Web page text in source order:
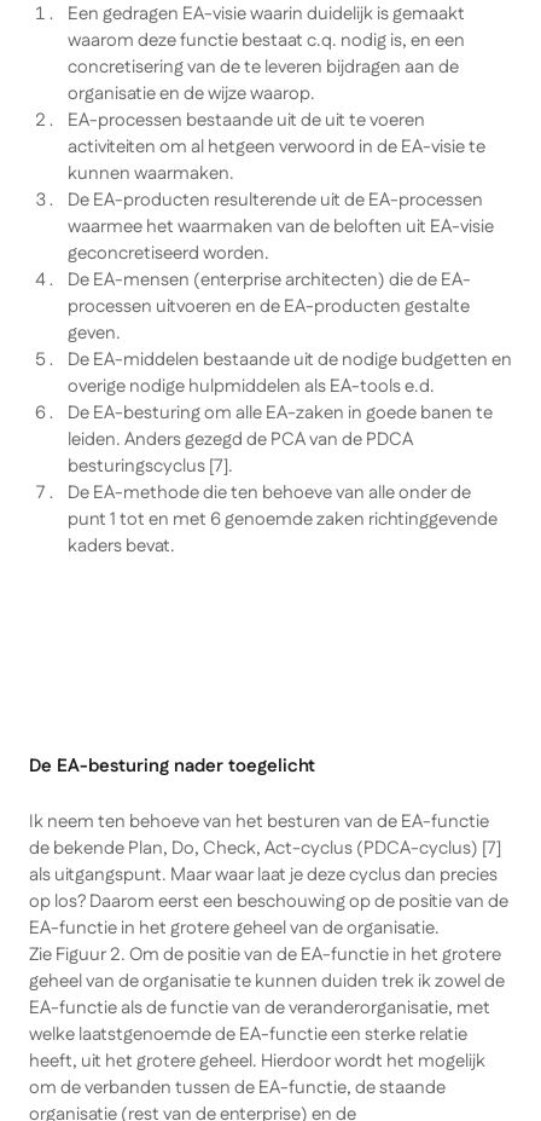
Een gedragen EA-visie waarin duidelijk is gemaakt
waarom deze functie bestaat c.q. nodig is, en een
concretisering van de te leveren bijdragen aan de
organisatie en de wijze waarop.
EA-processen bestaande uit de uit te voeren
activiteiten om al hetgeen verwoord in de EA-visie te
kunnen waarmaken.
De EA-producten resulterende uit de EA-processen
waarmee het waarmaken van de beloften uit EA-visie
geconcretiseerd worden.
De EA-mensen (enterprise architecten) die de EA-
processen uitvoeren en de EA-producten gestalte
geven.
De EA-middelen bestaande uit de nodige budgetten en
overige nodige hulpmiddelen als EA-tools e.d.
De EA-besturing om alle EA-zaken in goede banen te
leiden. Anders gezegd de PCA van de PDCA
besturingscyclus [7].
De EA-methode die ten behoeve van alle onder de
punt 1 tot en met 6 genoemde zaken richtinggevende
kaders bevat.
De EA-besturing nader toegelicht
Ik neem ten behoeve van het besturen van de EA-functie
de bekende Plan, Do, Check, Act-cyclus (PDCA-cyclus) [7]
als uitgangspunt. Maar waar laat je deze cyclus dan precies
op los? Daarom eerst een beschouwing op de positie van de
EA-functie in het grotere geheel van de organisatie.
Zie Figuur 2. Om de positie van de EA-functie in het grotere
geheel van de organisatie te kunnen duiden trek ik zowel de
EA-functie als de functie van de veranderorganisatie, met
welke laatstgenoemde de EA-functie een sterke relatie
heeft, uit het grotere geheel. Hierdoor wordt het mogelijk
om de verbanden tussen de EA-functie, de staande
organisatie (rest van de enterprise) en de